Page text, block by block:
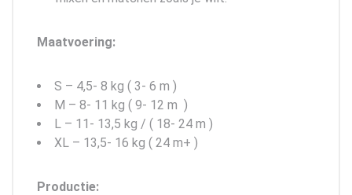
Maatvoering:
S – 4,5- 8 kg ( 3- 6 m )
M – 8- 11 kg ( 9- 12 m )
L – 11- 13,5 kg / ( 18- 24 m )
XL – 13,5- 16 kg ( 24 m+ )
Productie: